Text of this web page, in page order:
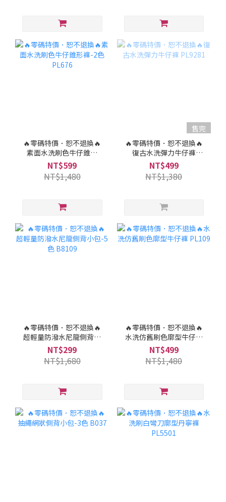
🔥零碼特價．恕不退換🔥
素面水洗刷色牛仔錐形
褲-2色 PL676
NT$599
NT$1,480
售完
🔥零碼特價．恕不退換🔥
復古水洗彈力牛仔褲
PL9281
NT$499
NT$1,380
🔥零碼特價．恕不退換🔥
超輕量防潑水尼龍側背小
包-5色 B8109
NT$299
NT$1,680
🔥零碼特價．恕不退換🔥
水洗仿舊刷色廓型牛仔褲
PL109
NT$499
NT$1,480